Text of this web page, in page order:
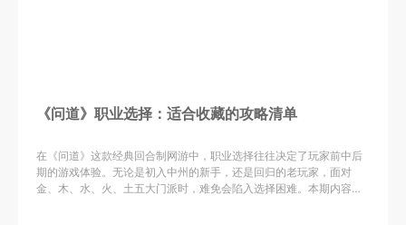
《问道》职业选择：适合收藏的攻略清单
在《问道》这款经典回合制网游中，职业选择往往决定了玩家前中后
期的游戏体验。无论是初入中州的新手，还是回归的老玩家，面对
金、木、水、火、土五大门派时，难免会陷入选择困难。本期内容就